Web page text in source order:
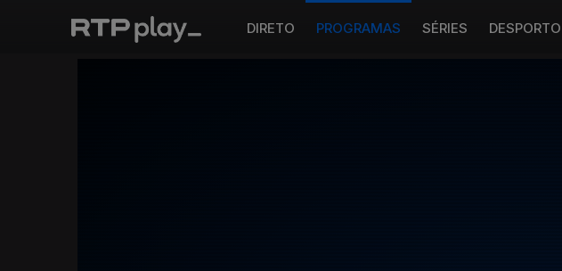
DIRETO PROGRAMAS SÉRIES DESPORTO